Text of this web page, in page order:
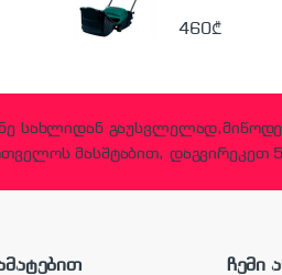
460₾
სახლიდან
მასშტაბით, დაგვირეკეთ
ჩემი